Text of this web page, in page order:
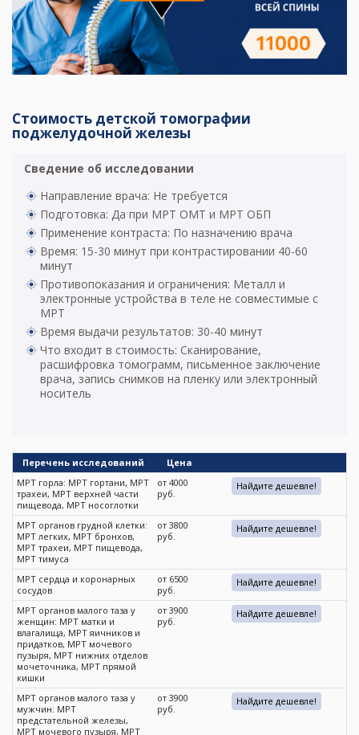
Стоимость детской томографии
поджелудочной железы
Сведение об исследовании
Направление врача: Не требуется
Подготовка: Да при МРТ ОМТ и МРТ ОБП
Применение контраста: По назначению врача
Время: 15-30 минут при контрастировании 40-60
минут
Противопоказания и ограничения: Металл и
электронные устройства в теле не совместимые с
МРТ
Время выдачи результатов: 30-40 минут
Что входит в стоимость: Сканирование,
расшифровка томограмм, письменное заключение
врача, запись снимков на пленку или электронный
носитель
Перечень исследований
Цена
МРТ горла: МРТ гортани, МРТ
трахеи, МРТ верхней части
пищевода, МРТ носоглотки
от 4000
руб.
Найдите дешевле!
МРТ органов грудной клетки:
МРТ легких, МРТ бронхов,
МРТ трахеи, МРТ пищевода,
МРТ тимуса
от 3800
руб.
Найдите дешевле!
МРТ сердца и коронарных
сосудов
от 6500
руб.
Найдите дешевле!
МРТ органов малого таза у
женщин: МРТ матки и
влагалища, МРТ яичников и
придатков, МРТ мочевого
пузыря, МРТ нижних отделов
мочеточника, МРТ прямой
кишки
от 3900
руб.
Найдите дешевле!
МРТ органов малого таза у
мужчин: МРТ
предстательной железы,
МРТ мочевого пузыря, МРТ
от 3900
руб.
Найдите дешевле!